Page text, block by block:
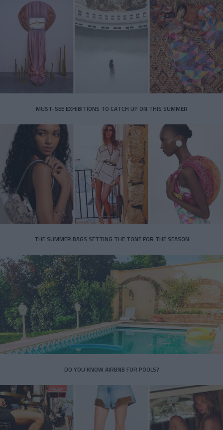
MUST-SEE EXHIBITIONS TO CATCH UP ON THIS SUMMER
THE SUMMER BAGS SETTING THE TONE FOR THE SEASON
DO YOU KNOW AIRBNB FOR POOLS?